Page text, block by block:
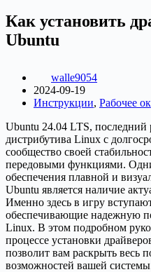
Как установить
Ubuntu
walle9054
2024-09-19
Инструкции, Рабочее
Ubuntu 24.04 LTS, последний
дистрибутива Linux с
сообщество своей
передовыми функциями.
обеспечения плавной и
Ubuntu является наличие
Именно здесь в игру
обеспечивающие надежную
Linux. В этом подробном
процессе установки
позволит вам раскрыть весь
возможностей вашей